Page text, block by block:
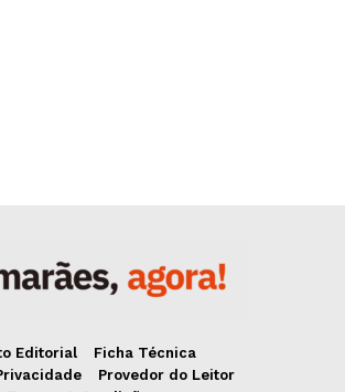
Editorial
Ficha Técnica
Provedor do Leitor